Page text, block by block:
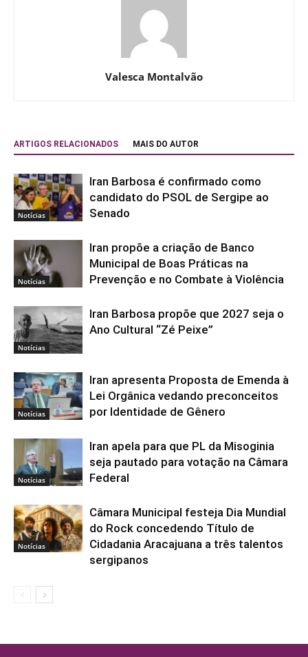
Valesca Montalvão
ARTIGOS RELACIONADOS MAIS DO AUTOR
Notícias
Iran Barbosa é confirmado como
candidato do PSOL de Sergipe ao
Senado
Notícias
Iran propõe a criação de Banco
Municipal de Boas Práticas na
Prevenção e no Combate à Violência
Notícias
Iran Barbosa propõe que 2027 seja o
Ano Cultural “Zé Peixe”
Notícias
Iran apresenta Proposta de Emenda à
Lei Orgânica vedando preconceitos
por Identidade de Gênero
Notícias
Iran apela para que PL da Misoginia
seja pautado para votação na Câmara
Federal
Notícias
Câmara Municipal festeja Dia Mundial
do Rock concedendo Título de
Cidadania Aracajuana a três talentos
sergipanos